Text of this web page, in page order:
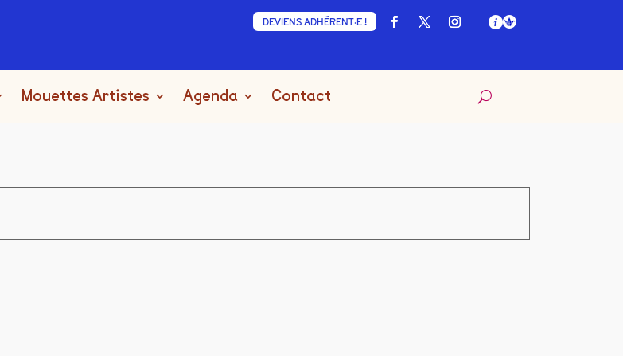
DEVIENS ADHÉRENT·E !
Mouettes Artistes Agenda Contact